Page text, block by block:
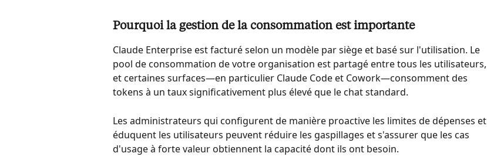
Pourquoi la gestion de la consommation est importante
Claude Enterprise est facturé selon un modèle par siège et basé sur l'utilisation. Le
pool de consommation de votre organisation est partagé entre tous les utilisateurs,
et certaines surfaces—en particulier Claude Code et Cowork—consomment des
tokens à un taux significativement plus élevé que le chat standard.
Les administrateurs qui configurent de manière proactive les limites de dépenses et
éduquent les utilisateurs peuvent réduire les gaspillages et s'assurer que les cas
d'usage à forte valeur obtiennent la capacité dont ils ont besoin.